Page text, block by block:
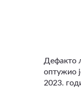
Дефакто
оптужио
2023.